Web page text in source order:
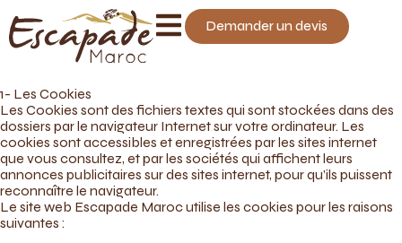
Demander un devis
1- Les Cookies
Les Cookies sont des fichiers textes qui sont stockées dans des
dossiers par le navigateur Internet sur votre ordinateur. Les
cookies sont accessibles et enregistrées par les sites internet
que vous consultez, et par les sociétés qui affichent leurs
annonces publicitaires sur des sites internet, pour qu’ils puissent
reconnaître le navigateur.
Le site web Escapade Maroc utilise les cookies pour les raisons
suivantes :